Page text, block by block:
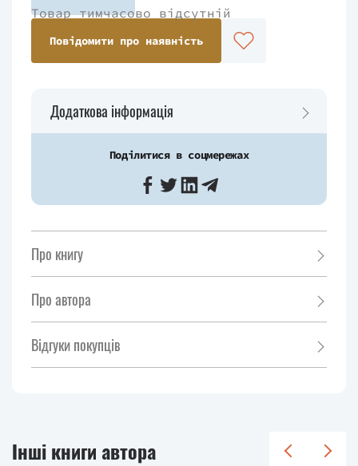
Товар тимчасово відсутній
Повідомити про наявність
Додаткова інформація
Поділитися в соцмережах
Про книгу
Про автора
Відгуки покупців
Інші книги автора